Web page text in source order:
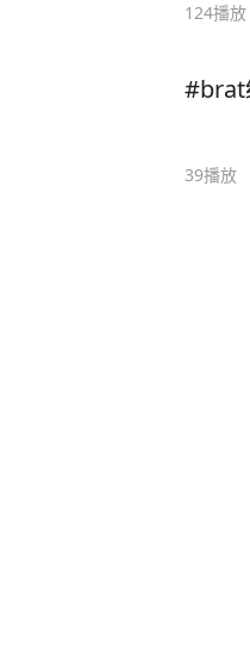
124播放
#brat
39播放